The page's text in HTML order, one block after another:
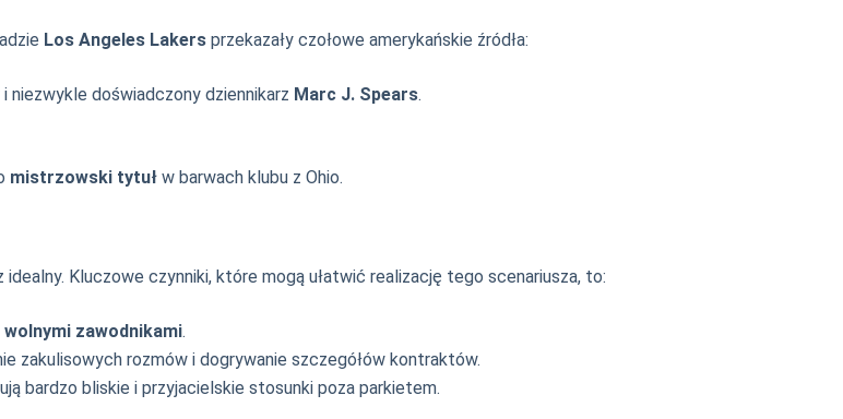
Los Angeles Lakers przekazały czołowe amerykańskie źródła:
niezwykle doświadczony dziennikarz Marc J. Spears.
mistrzowski tytuł w barwach klubu z Ohio.
Kluczowe czynniki, które mogą ułatwić realizację tego scenariusza, to:
wolnymi zawodnikami.
zakulisowych rozmów i dogrywanie szczegółów kontraktów.
bardzo bliskie i przyjacielskie stosunki poza parkietem.